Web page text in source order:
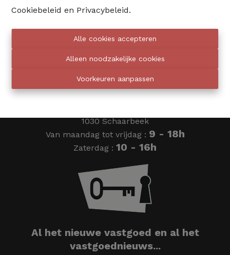
Cookiebeleid en Privacybeleid.
Alle cookies accepteren
Alleen noodzakelijke cookies
Voorkeuren aanpassen
Eventimmo chasseurs
1030 Schaarbeek
Van maandag tot vrijdag : 9 - 18h
Zaterdag : 10 - 16h
Al het nieuwe vastgoed en al het
vastgoednieuws...